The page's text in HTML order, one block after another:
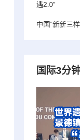
遇2.0”
中国“新新三
国际3分